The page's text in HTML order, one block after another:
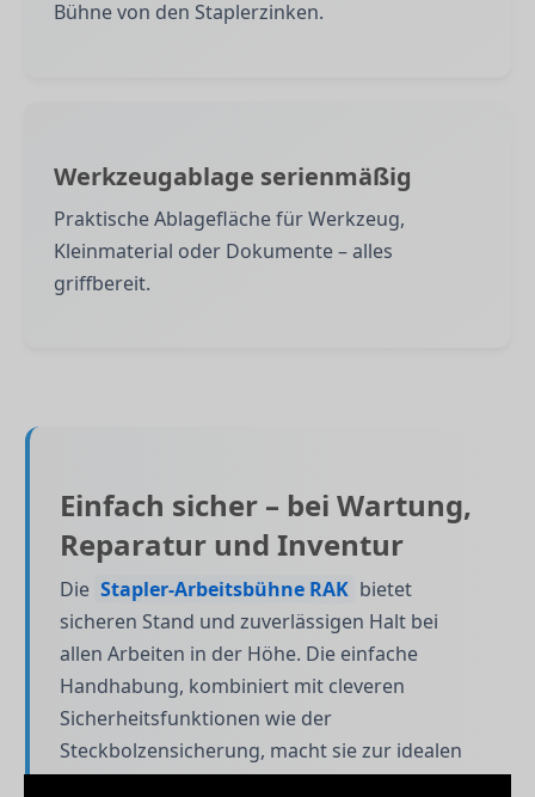
Bühne von den Staplerzinken.
Werkzeugablage serienmäßig
Praktische Ablagefläche für Werkzeug,
Kleinmaterial oder Dokumente – alles
griffbereit.
Einfach sicher – bei Wartung,
Reparatur und Inventur
Die Stapler-Arbeitsbühne RAK bietet
sicheren Stand und zuverlässigen Halt bei
allen Arbeiten in der Höhe. Die einfache
Handhabung, kombiniert mit cleveren
Sicherheitsfunktionen wie der
Steckbolzensicherung, macht sie zur idealen
Lösung für Wartungsdienste, Haustechnik,